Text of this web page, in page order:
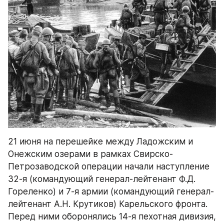
21 июня на перешейке между Ладожским и
Онежским озерами в рамках Свирско-
Петрозаводской операции начали наступление
32-я (командующий генерал-лейтенант Ф.Д.
Гореленко) и 7-я армии (командующий генерал-
лейтенант А.Н. Крутиков) Карельского фронта.
Перед ними оборонялись 14-я пехотная дивизия,